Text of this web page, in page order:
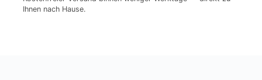
Ihnen nach Hause.